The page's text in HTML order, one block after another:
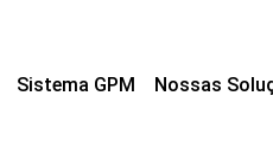
Sistema GPM Nossas